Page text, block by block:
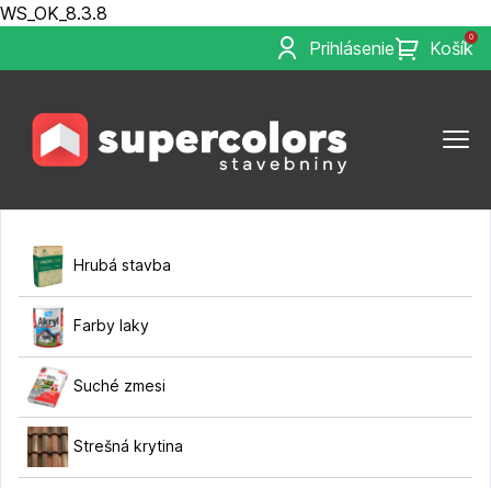
WS_OK_8.3.8
Prihlásenie
0
Košík
Hrubá stavba
Farby laky
Suché zmesi
Strešná krytina